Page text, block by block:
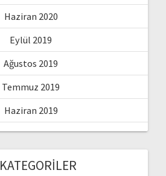
Haziran 2020
Eylül 2019
Ağustos 2019
Temmuz 2019
Haziran 2019
KATEGORILER